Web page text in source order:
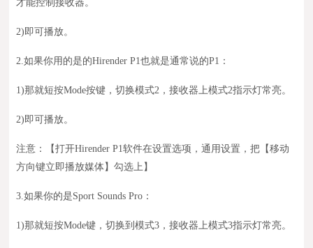
才能控制接收器。
2)即可播放。
2.如果你用的是的Hirender P1也就是通常说的P1 ：
1)那就短按Mode按键 ，切换模式2 ，接收器上模式2指示灯常亮。
2)即可播放。
注意：
【打开Hirender P1软件在设置选项，通用设置，把【移动
方向键立即播放媒体】勾选上】
3.如果你的是Sport Sounds Pro ：
1)那就短按Mode键，切换到模式3，接收器上模式3指示灯常亮。